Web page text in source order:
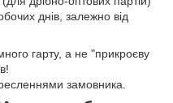
днів, залежно від
гарту, а не "прикроєву
замовника.